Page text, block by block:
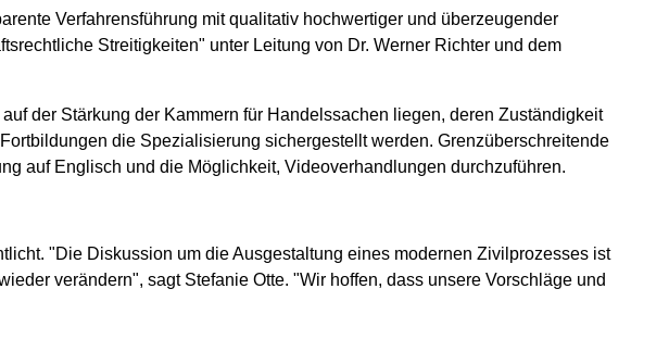
Verfahrensführung mit qualitativ hochwertiger und überzeugender
Streitigkeiten" unter Leitung von Dr. Werner Richter und dem
der Stärkung der Kammern für Handelssachen liegen, deren Zuständigkeit
die Spezialisierung sichergestellt werden. Grenzüberschreitende
auf Englisch und die Möglichkeit, Videoverhandlungen durchzuführen.
"Die Diskussion um die Ausgestaltung eines modernen Zivilprozesses ist
verändern", sagt Stefanie Otte. "Wir hoffen, dass unsere Vorschläge und